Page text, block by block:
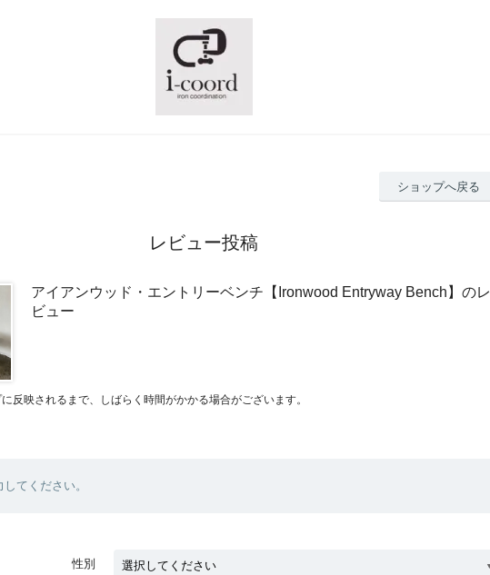
ショップへ戻る
レビュー投稿
アイアンウッド・エントリーベンチ【Ironwood Entryway Bench】のレ
ビュー
反映されるまで、しばらく時間がかかる場合がございます。
てください。
性別